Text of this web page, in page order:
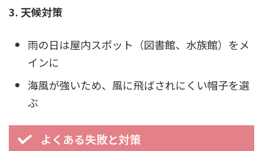
3. 天候対策
雨の日は屋内スポット（図書館、水族館）をメ
インに
海風が強いため、風に飛ばされにくい帽子を選
ぶ
よくある失敗と対策